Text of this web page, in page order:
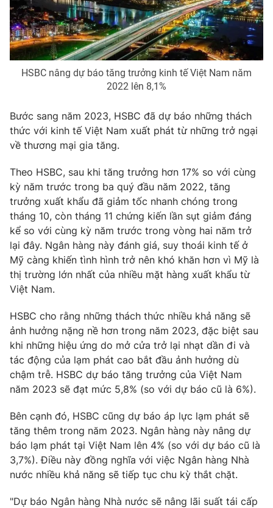
Video Shorts video
VTV Money VTV Thể thao
Bất động sản
Thị trường 24h Tấm lòng Việt
VTV9 VTV8
Liên hệ tòa soạn English
THỜI BÁO VTV
Theo dõi báo trên
Cơ quan chủ quản: Đài Truyền hình Việt Nam
Giấy phép hoạt động báo in và báo điện tử số 483/GP-BTTTT
cấp ngày 29/12/2023
Tổng Biên tập: Vũ Thanh Thủy
Phó Tổng Biên tập:
Nguyễn Thị Mỹ Hạnh, Phạm Quốc Thắng,
Nguyễn Trọng Ninh
Tổng đài VTV:024.38 355 931 - 024.38 355 932
HSBC nâng dự báo tăng trưởng kinh tế Việt Nam năm
2022 lên 8,1%
Bước sang năm 2023, HSBC đã dự báo những thách
thức với kinh tế Việt Nam xuất phát từ những trở ngại
về thương mại gia tăng.
Theo HSBC, sau khi tăng trưởng hơn 17% so với cùng
kỳ năm trước trong ba quý đầu năm 2022, tăng
trưởng xuất khẩu đã giảm tốc nhanh chóng trong
tháng 10, còn tháng 11 chứng kiến lần sụt giảm đáng
kể so với cùng kỳ năm trước trong vòng hai năm trở
lại đây. Ngân hàng này đánh giá, suy thoái kinh tế ở
Mỹ càng khiến tình hình trở nên khó khăn hơn vì Mỹ là
thị trường lớn nhất của nhiều mặt hàng xuất khẩu từ
Việt Nam.
HSBC cho rằng những thách thức nhiều khả năng sẽ
ảnh hưởng nặng nề hơn trong năm 2023, đặc biệt sau
khi những hiệu ứng do mở cửa trở lại nhạt dần đi và
tác động của lạm phát cao bắt đầu ảnh hưởng dù
chậm trễ. HSBC dự báo tăng trưởng của Việt Nam
năm 2023 sẽ đạt mức 5,8% (so với dự báo cũ là 6%).
Bên cạnh đó, HSBC cũng dự báo áp lực lạm phát sẽ
tăng thêm trong năm 2023. Ngân hàng này nâng dự
báo lạm phát tại Việt Nam lên 4% (so với dự báo cũ là
3,7%). Điều này đồng nghĩa với việc Ngân hàng Nhà
nước nhiều khả năng sẽ tiếp tục chu kỳ thắt chặt.
"Dự báo Ngân hàng Nhà nước sẽ nâng lãi suất tái cấp